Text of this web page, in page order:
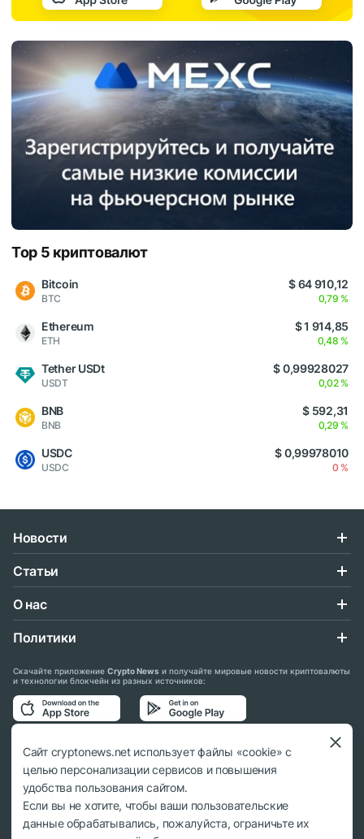
Top 5 криптовалют
Bitcoin
BTC
$ 64 910,12
0,79 %
Ethereum
ETH
$ 1 914,85
0,48 %
Tether USDt
USDT
$ 0,99928027
0,02 %
BNB
BNB
$ 592,31
0,29 %
USDC
USDC
$ 0,99978010
0 %
Новости
Статьи
О нас
Политики
Скачайте приложение Crypto News и получайте мировые новости криптовалюты
и технологии блокчейн из разных источников:
Подписывайтесь на нас в социальных сетях:
© 2018 - 2026 Crypto News. При использовании материалов ссылка на
Сайт cryptonews.net использует файлы «cookie» с
целью персонализации сервисов и повышения
удобства пользования сайтом.
Если вы не хотите, чтобы ваши пользовательские
данные обрабатывались, пожалуйста, ограничьте их